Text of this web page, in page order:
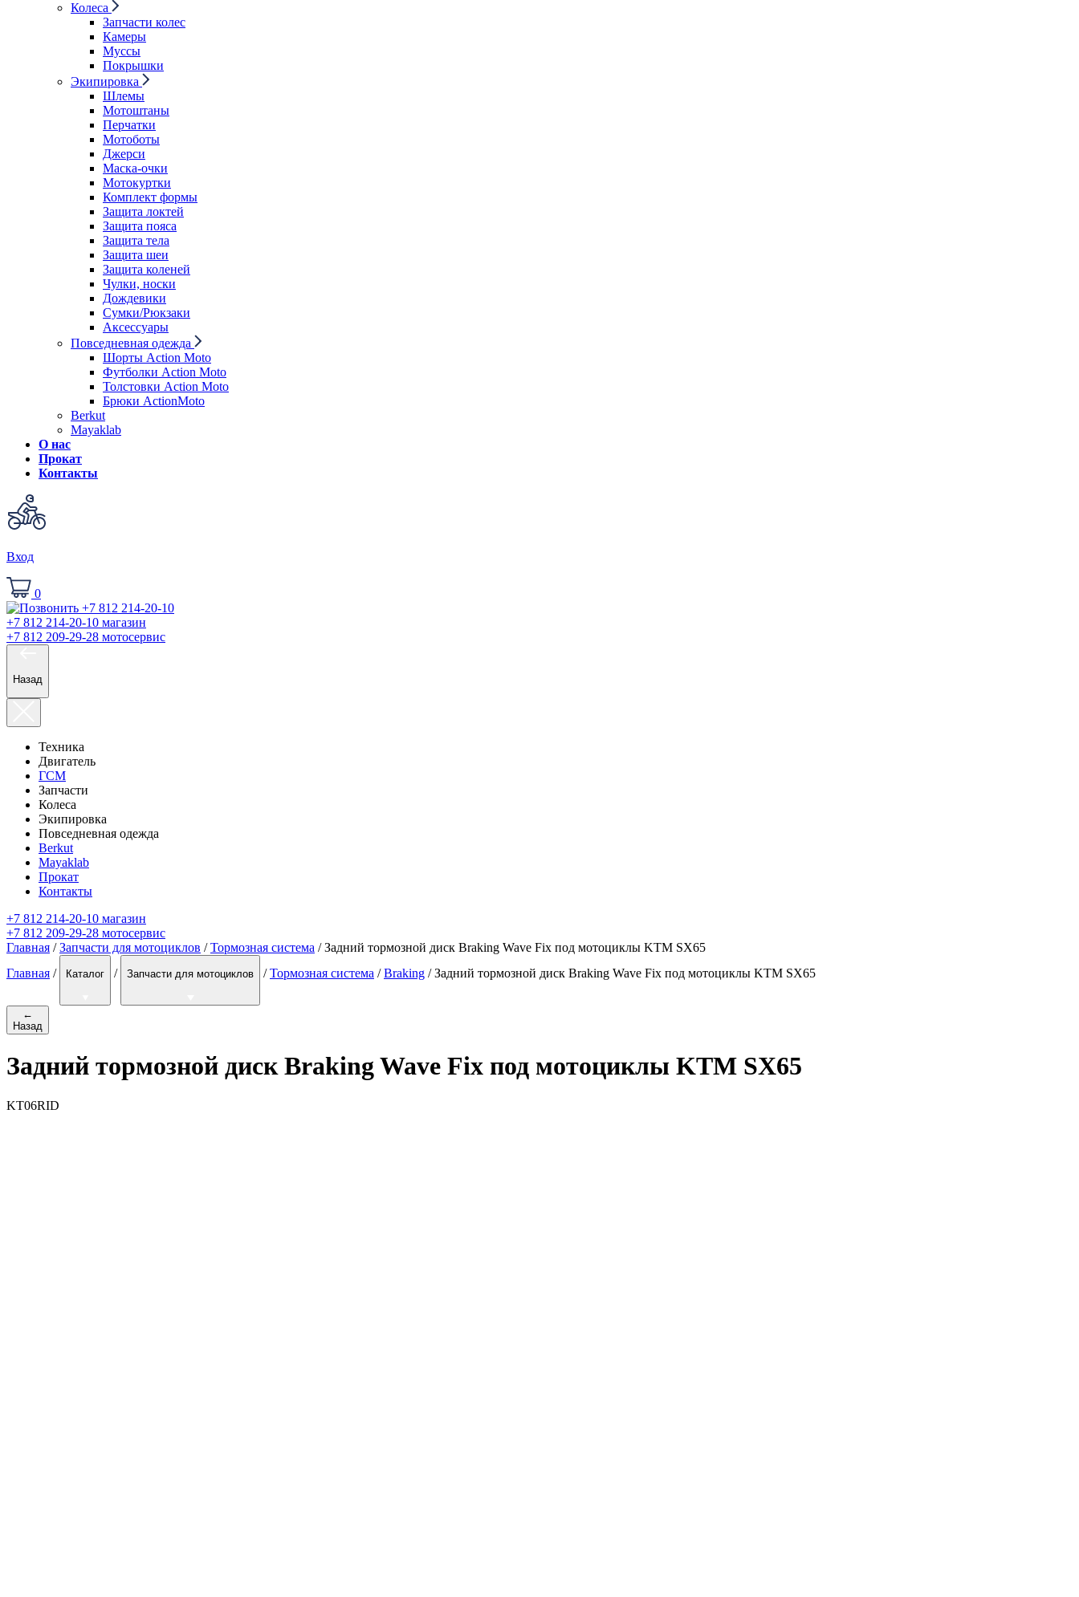
Колеса
Запчасти колес
Камеры
Муссы
Покрышки
Экипировка
Шлемы
Мотоштаны
Перчатки
Мотоботы
Джерси
Маска-очки
Мотокуртки
Комплект формы
Защита локтей
Защита пояса
Защита тела
Защита шеи
Защита коленей
Чулки, носки
Дождевики
Сумки/Рюкзаки
Аксессуары
Повседневная одежда
Шорты Action Moto
Футболки Action Moto
Толстовки Action Moto
Брюки ActionMoto
Berkut
Mayaklab
О нас
Прокат
Контакты
Вход
0
+7 812 214-20-10 магазин
+7 812 209-29-28 мотосервис
Назад
Техника
Двигатель
ГСМ
Запчасти
Колеса
Экипировка
Повседневная одежда
Berkut
Mayaklab
Прокат
Контакты
+7 812 214-20-10 магазин
+7 812 209-29-28 мотосервис
Главная /Запчасти для мотоциклов /Тормозная система / Задний тормозной диск Braking Wave Fix под мотоциклы KTM SX65
Главная / Каталог / Запчасти для мотоциклов / Тормозная система / Braking / Задний тормозной диск Braking Wave Fix под мотоциклы KTM SX65
←
Назад
Задний тормозной диск Braking Wave Fix под мотоциклы KTM SX65
KT06RID